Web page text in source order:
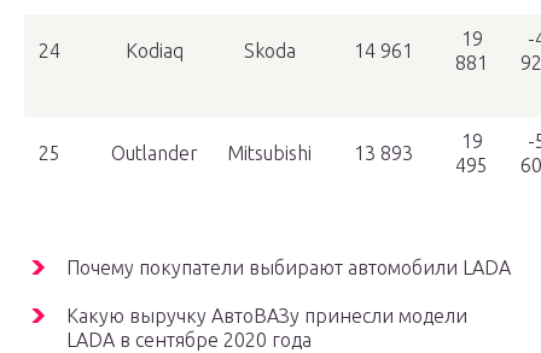
24 Kodiaq Skoda 14 961
19
881
-
25 Outlander Mitsubishi 13 893
19
495
-
Почему покупатели выбирают автомобили LADA
Какую выручку АвтоВАЗу принесли модели
LADA в сентябре 2020 года